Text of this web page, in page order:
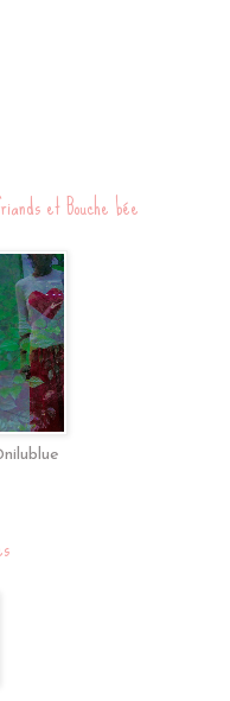
et Bouche bée